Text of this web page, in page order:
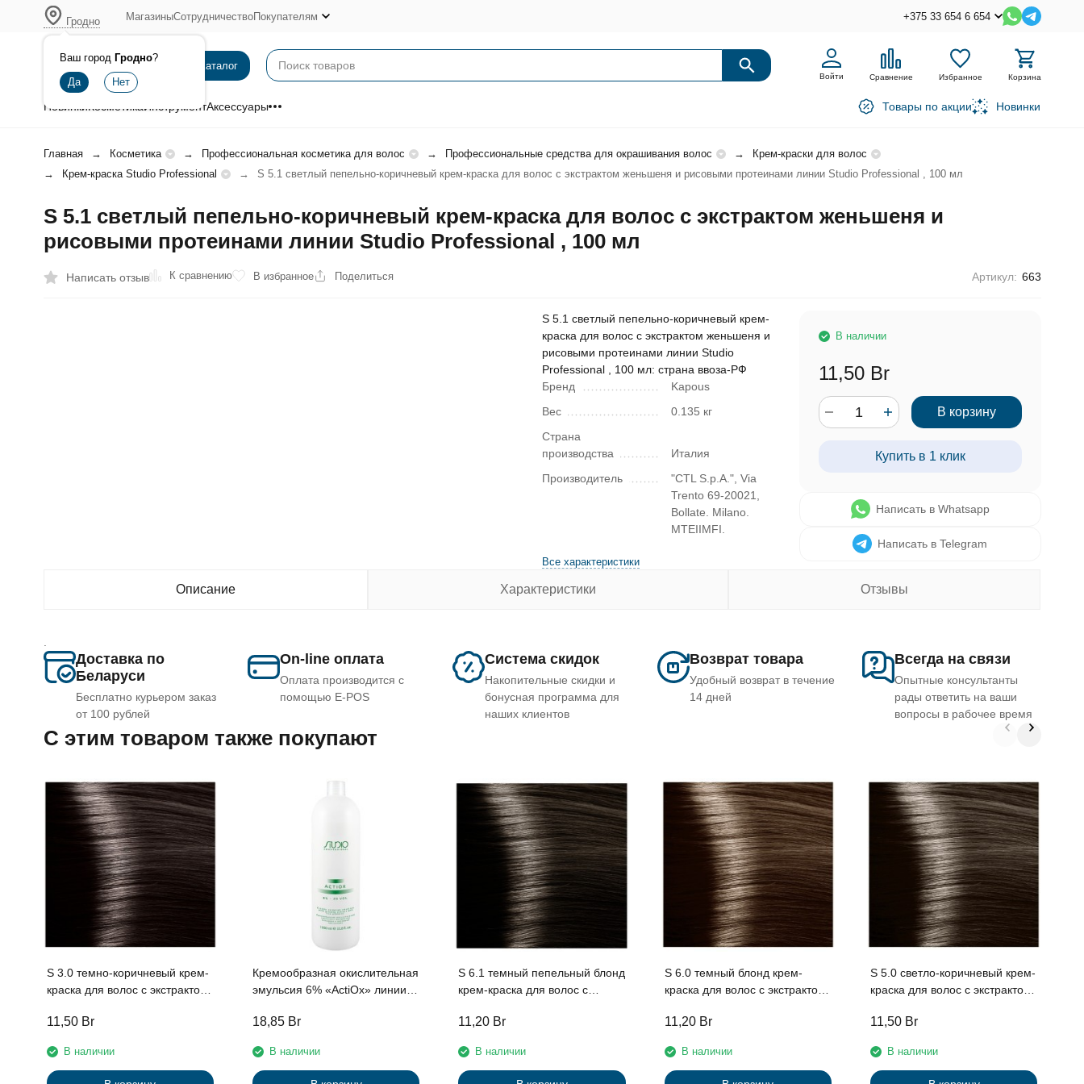
Гродно
Ваш город Гродно?
МагазиныСотрудничествоПокупателям +375 33 654 6 654
Каталог
Войти Сравнение Избранное Корзина
НовинкиКосметикаИнструментАксессуары Товары по акции Новинки
Главная Косметика Профессиональная косметика для волос Профессиональные средства для окрашивания волос
Крем-краски для волос
Крем-краска Studio Professional
S 5.1 светлый пепельно-коричневый крем-краска для волос с экстрактом женьшеня и рисовыми протеинами линии Studio Professional , 100 мл
S 5.1 светлый пепельно-коричневый крем-краска для волос с экстрактом женьшеня и
рисовыми протеинами линии Studio Professional , 100 мл
Написать отзыв К сравнению В избранное Поделиться Артикул: 663
S 5.1 светлый пепельно-коричневый крем-
краска для волос с экстрактом женьшеня и
рисовыми протеинами линии Studio
Professional , 100 мл: страна ввоза-РФ
Бренд
Kapous
Вес
0.135 кг
Страна
производства
Италия
Производитель
"CTL S.p.A.", Via
Trento 69-20021,
Bollate. Milano.
MTEIIMFI.
Все характеристики
В наличии
11,50 Br
В корзину
Купить в 1 клик
Написать в Whatsapp
Написать в Telegram
Описание Характеристики Отзывы
Доставка по
Беларуси
Бесплатно курьером заказ
от 100 рублей
On-line оплата
Оплата производится с
помощью E-POS
Система скидок
Накопительные скидки и
бонусная программа для
наших клиентов
Возврат товара
Удобный возврат в течение
14 дней
Всегда на связи
Опытные консультанты
рады ответить на ваши
вопросы в рабочее время
C этим товаром также покупают
S 3.0 темно-коричневый крем-
краска для волос с экстрактом
протеинами линии Studio
11,50 Br
В наличии
Кремообразная окислительная
эмульсия 6% «ActiOx» линии
экстрактом женьшеня и
18,85 Br
В наличии
S 6.1 темный пепельный блонд
крем-краска для волос с
рисовыми протеинами линии
11,20 Br
В наличии
S 6.0 темный блонд крем-
краска для волос с экстрактом
протеинами линии Studio
11,20 Br
В наличии
S 5.0 светло-коричневый крем-
краска для волос с экстрактом
протеинами линии Studio
11,50 Br
В наличии